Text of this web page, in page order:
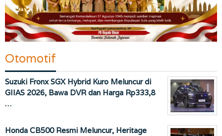
Otomotif
Suzuki Fronx SGX Hybrid Kuro Meluncur di
GIIAS 2026, Bawa DVR dan Harga Rp333,8
…
Honda CB500 Resmi Meluncur, Heritage